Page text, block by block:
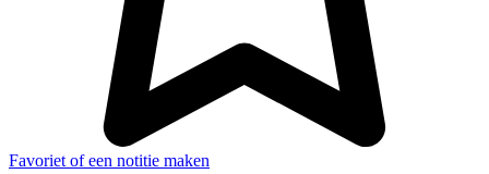
Favoriet of een notitie maken